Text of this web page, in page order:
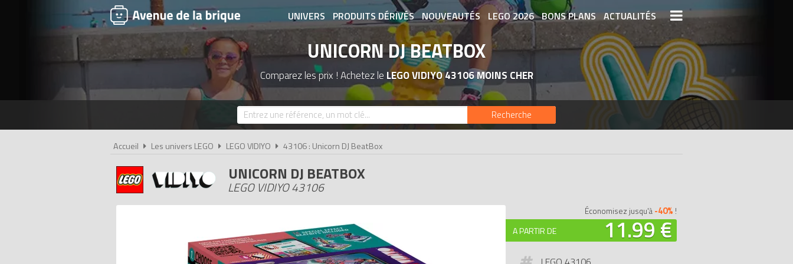
UNIVERS PRODUITS DÉRIVÉS NOUVEAUTÉS LEGO 2026 BONS PLANS ACTUALITÉS
ASSOCIATIONS DE FANS EXPOSITIONS LEGO LEGO LES PLUS CHERS
DERNIERS LEGO AJOUTÉS
UNICORN DJ BEATBOX
Comparez les prix ! Achetez le LEGO VIDIYO 43106 MOINS CHER
Recherche
Accueil Les univers LEGO LEGO VIDIYO 43106 : Unicorn DJ BeatBox
UNICORN DJ BEATBOX
LEGO VIDIYO 43106
A PARTIR DE 11.99 €
Économisez jusqu'à -40% !